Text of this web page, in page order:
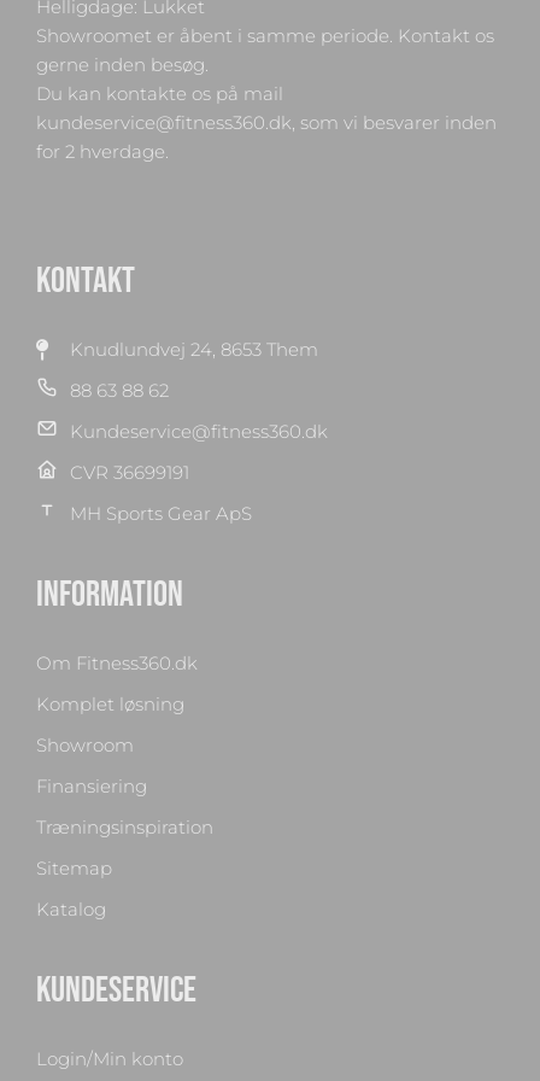
Helligdage: Lukket
Showroomet er åbent i samme periode. Kontakt os
gerne inden besøg.
Du kan kontakte os på mail
kundeservice@fitness360.dk, som vi besvarer inden
for 2 hverdage.
KONTAKT
Knudlundvej 24, 8653 Them
88 63 88 62
Kundeservice@fitness360.dk
CVR 36699191
MH Sports Gear ApS
INFORMATION
Om Fitness360.dk
Komplet løsning
Showroom
Finansiering
Træningsinspiration
Sitemap
Katalog
KUNDESERVICE
Login/Min konto
Chat med os
Svar inden for sekunder